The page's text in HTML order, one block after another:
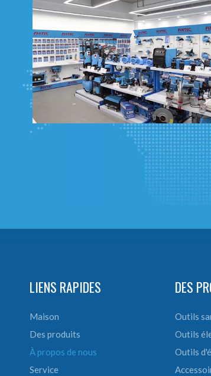
LIENS RAPIDES
Maison
Des produits
À propos de nous
Service
DES
Outils
Outils
Outils